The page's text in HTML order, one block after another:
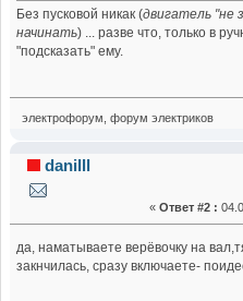
Без пусковой никак (двигатель "не
начинать) ... разве что, только в
"подсказать" ему.
электрофорум, форум электриков
danilll
« Ответ #2 :
да, наматываете верёвочку на
закнчилась, сразу включаете-